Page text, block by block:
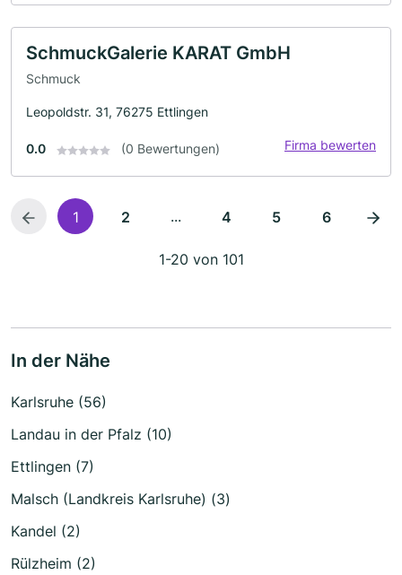
SchmuckGalerie KARAT GmbH
Schmuck
Leopoldstr. 31, 76275 Ettlingen
0.0 (0 Bewertungen) Firma bewerten
1 2 ... 4 5 6
1-20 von 101
In der Nähe
Karlsruhe (56)
Landau in der Pfalz (10)
Ettlingen (7)
Malsch (Landkreis Karlsruhe) (3)
Kandel (2)
Rülzheim (2)